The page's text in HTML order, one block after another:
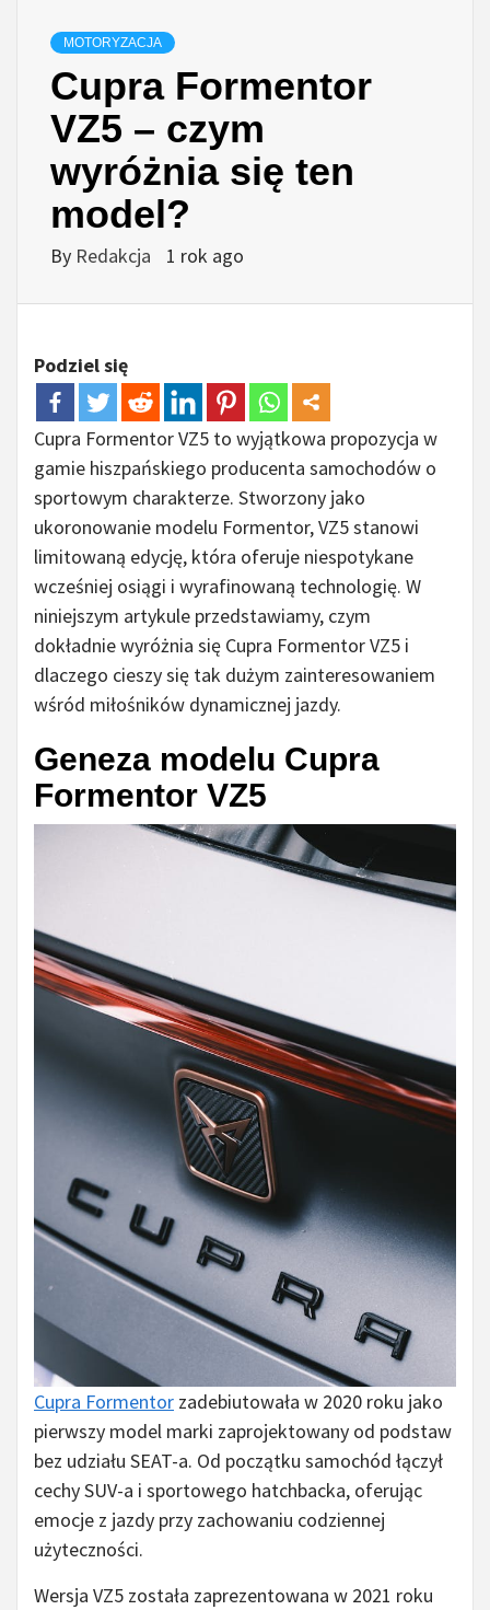
MOTORYZACJA
Cupra Formentor
VZ5 – czym
wyróżnia się ten
model?
By Redakcja 1 rok ago
Podziel się
Cupra Formentor VZ5 to wyjątkowa propozycja w
gamie hiszpańskiego producenta samochodów o
sportowym charakterze. Stworzony jako
ukoronowanie modelu Formentor, VZ5 stanowi
limitowaną edycję, która oferuje niespotykane
wcześniej osiągi i wyrafinowaną technologię. W
niniejszym artykule przedstawiamy, czym
dokładnie wyróżnia się Cupra Formentor VZ5 i
dlaczego cieszy się tak dużym zainteresowaniem
wśród miłośników dynamicznej jazdy.
Geneza modelu Cupra
Formentor VZ5
Cupra Formentor zadebiutowała w 2020 roku jako
pierwszy model marki zaprojektowany od podstaw
bez udziału SEAT-a. Od początku samochód łączył
cechy SUV-a i sportowego hatchbacka, oferując
emocje z jazdy przy zachowaniu codziennej
użyteczności.
Wersja VZ5 została zaprezentowana w 2021 roku